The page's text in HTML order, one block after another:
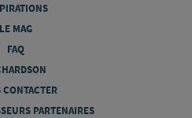
LE MAG
FAQ
CONTACTER
PARTENAIRES